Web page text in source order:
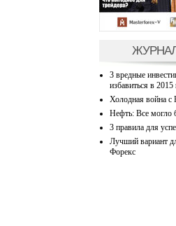
3 вредные
избавиться в 2015
Холодная война с
Нефть: Все могло
3 правила для
Лучший вариант
Форекс